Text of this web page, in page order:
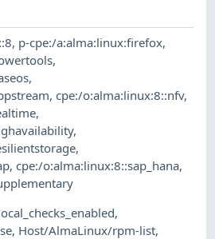
, p-cpe:/a:alma:linux:firefox,
,
,
,cpe:/o:alma:linux:8::nfv,
,
,
,
,cpe:/o:alma:linux:8::sap_hana,
,
, Host/AlmaLinux/rpm-list,